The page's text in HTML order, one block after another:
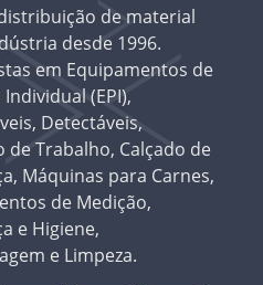
de material
desde 1996.
em Equipamentos de
(EPI),
Detectáveis,
de Trabalho, Calçado de
Máquinas para Carnes,
de Medição,
e Higiene,
e Limpeza.